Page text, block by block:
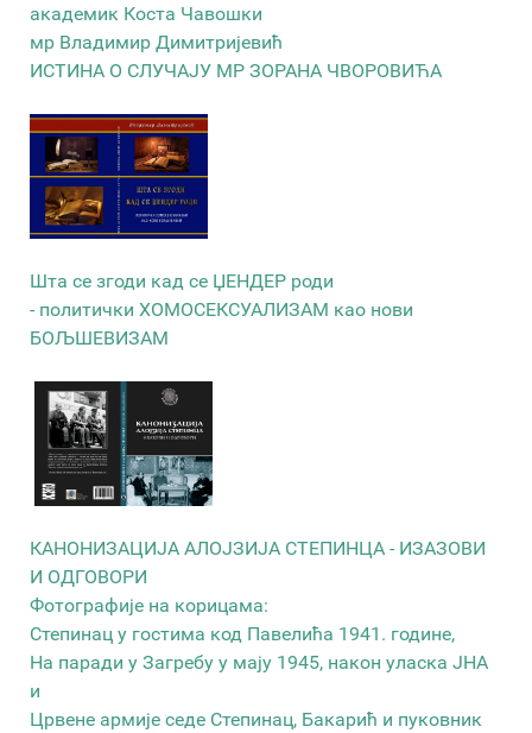
академик Коста Чавошки
мр Владимир Димитријевић
ИСТИНА О СЛУЧАЈУ МР ЗОРАНА ЧВОРОВИЋА
Шта се згоди кад се ЏЕНДЕР роди
- политички ХОМОСЕКСУАЛИЗАМ као нови
БОЉШЕВИЗАМ
КАНОНИЗАЦИЈА АЛОЈЗИЈА СТЕПИНЦА - ИЗАЗОВИ
И ОДГОВОРИ
Фотографије на корицама:
Степинац у гостима код Павелића 1941. године,
На паради у Загребу у мају 1945, након уласка ЈНА
и
Црвене армије седе Степинац, Бакарић и пуковник